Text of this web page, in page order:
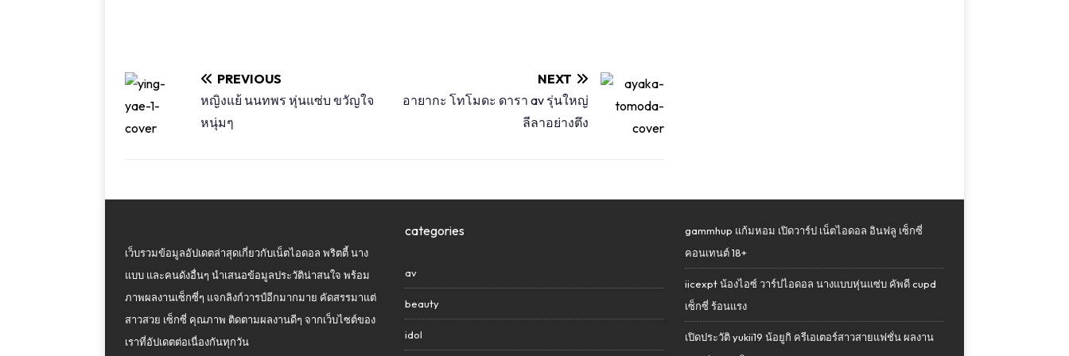
PREVIOUS
หญิงแย้ นนทพร หุ่นแซ่บ ขวัญใจ
หนุ่มๆ
NEXT
อายากะ โทโมดะ ดารา av รุ่นใหญ่
ลีลาอย่างตึง
เว็บรวมข้อมูลอัปเดตล่าสุดเกี่ยวกับเน็ตไอดอล พริตตี้ นาง
แบบ และคนดังอื่นๆ นำเสนอข้อมูลประวัติน่าสนใจ พร้อม
ภาพผลงานเซ็กซี่ๆ แจกลิงก์วารป์อีกมากมาย คัดสรรมาแต่
สาวสวย เซ็กซี่ คุณภาพ ติดตามผลงานดีๆ จากเว็บไซต์ของ
เราที่อัปเดตต่อเนื่องกันทุกวัน
categories
av
beauty
idol
gammhup แก้มหอม เปิดวาร์ป เน็ตไอดอล อินฟลู เซ็กซี่
คอนเทนต์ 18+
iicexpt น้องไอซ์ วาร์ปไอดอล นางแบบหุ่นแซ่บ คัพดี cupd
เซ็กซี่ ร้อนแรง
เปิดประวัติ yukii19 น้อยูกิ ครีเอเตอร์สาวสายแฟชั่น ผลงาน